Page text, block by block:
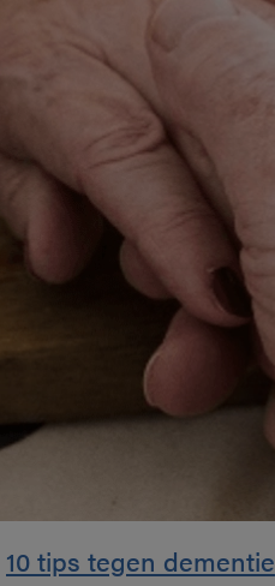
10 tips tegen dementie